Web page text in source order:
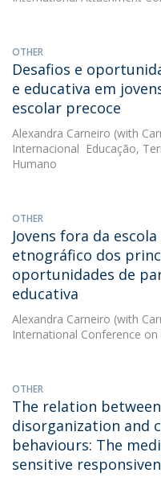
OTHER
Desafios e
e educativa em
escolar precoce
Alexandra Carneiro (with
Internacional  Educação,
Humano
OTHER
Jovens fora da
etnográfico dos
oportunidades de
educativa
Alexandra Carneiro (with
International Conference on
OTHER
The relation
disorganization and
behaviours: The
sensitive